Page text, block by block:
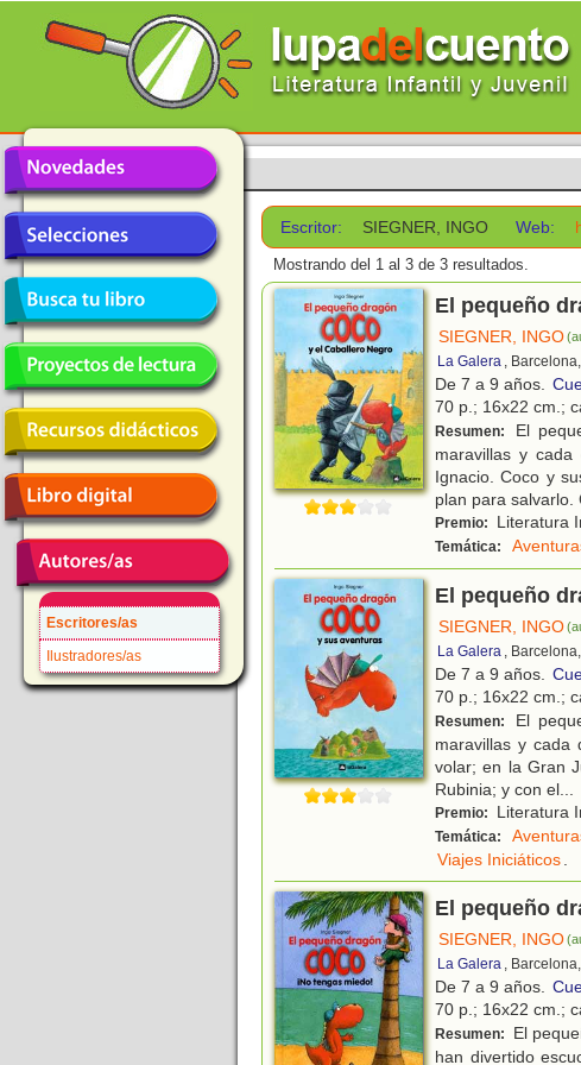
Escritores/as
Ilustradores/as
Escritor: SIEGNER, INGO Web:
Mostrando del 1 al 3 de 3 resultados.
El pequeño
SIEGNER, INGO
La Galera ,
De 7 a 9 años.
70 p.; 16x22 cm.;
Resumen:
El
maravillas y
Ignacio. Coco y
plan para salvarlo.
Premio: Literatura
Temática:
El pequeño
SIEGNER, INGO
La Galera ,
De 7 a 9 años.
70 p.; 16x22 cm.;
Resumen:
El
maravillas y cada
volar; en la Gran
Rubinia; y con el...
Premio: Literatura
Temática:
Viajes Iniciáticos.
El pequeño
SIEGNER, INGO
La Galera ,
De 7 a 9 años.
70 p.; 16x22 cm.;
Resumen:
El
han divertido